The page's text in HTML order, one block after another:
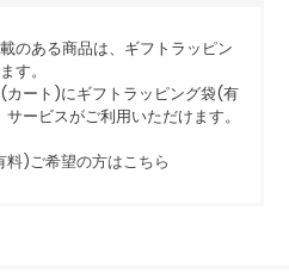
のある商品は、ギフトラッピン
す。
ート)にギフトラッピング袋(有
ービスがご利用いただけます。
)ご希望の方はこちら